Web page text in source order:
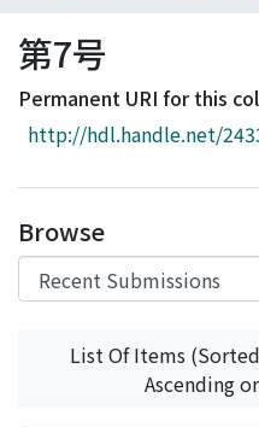
Browse
Download Ranking
Access Statistics
第7号
Permanent URI for this
http://hdl.handle.net/
Browse
List Of Items
Ascending